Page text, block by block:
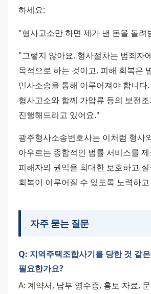
하세요:
"형사고소만 하면 제가 낸 돈을 돌려
"그렇지 않아요. 형사절차는 범죄자
목적으로 하는 것이고, 피해 회복은
민사소송을 통해 이루어져야 합니다
형사고소와 함께 가압류 등의 보전
진행해드리고 있어요."
광주형사소송변호사는 이처럼 형사
아우르는 종합적인 법률 서비스를
피해자의 권익을 최대한 보호하고
회복이 이루어질 수 있도록 노력하
자주 묻는 질문
Q: 지역주택조합사기를 당한 것 같
필요한가요?
A: 계약서, 납부 영수증, 홍보 자료,